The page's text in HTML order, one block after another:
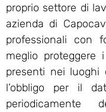
proprio settore di
azienda di
professionali con
meglio proteggere
presenti nei luoghi
l’obbligo per il
periodicamente